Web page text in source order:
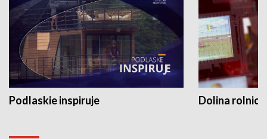
Podlaskie inspiruje Dolina